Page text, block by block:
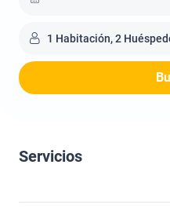
1 Habitación, 2
Servicios